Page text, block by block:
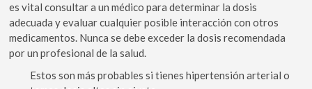
es vital consultar a un médico para determinar la dosis
adecuada y evaluar cualquier posible interacción con otros
medicamentos. Nunca se debe exceder la dosis recomendada
por un profesional de la salud.
Estos son más probables si tienes hipertensión arterial o